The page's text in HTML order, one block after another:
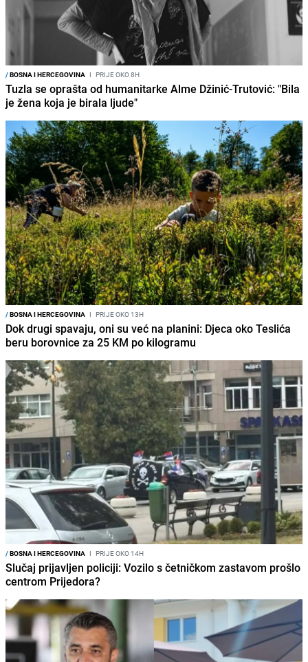
/BOSNA I HERCEGOVINA I PRIJE OKO 8H
Tuzla se oprašta od humanitarke Alme Džinić-Trutović: "Bila
je žena koja je birala ljude"
/BOSNA I HERCEGOVINA I PRIJE OKO 13H
Dok drugi spavaju, oni su već na planini: Djeca oko Teslića
beru borovnice za 25 KM po kilogramu
/BOSNA I HERCEGOVINA I PRIJE OKO 14H
Slučaj prijavljen policiji: Vozilo s četničkom zastavom prošlo
centrom Prijedora?